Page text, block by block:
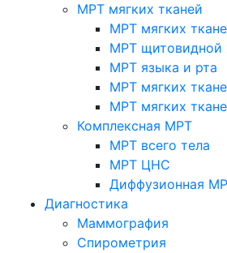
МРТ мягких тканей
МРТ мягких
МРТ щитовидной
МРТ языка и рта
МРТ мягких
МРТ мягких
Комплексная МРТ
МРТ всего тела
МРТ ЦНС
Диффузионная
Диагностика
Маммография
Спирометрия